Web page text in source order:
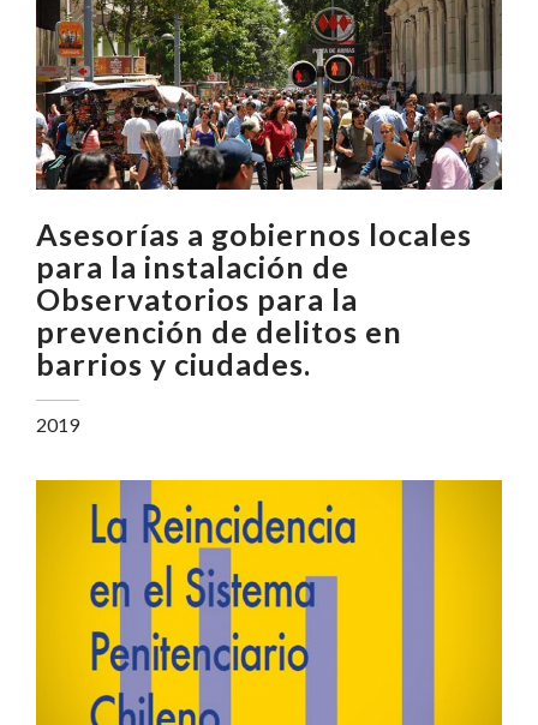
Asesorías a gobiernos locales
para la instalación de
Observatorios para la
prevención de delitos en
barrios y ciudades.
2019